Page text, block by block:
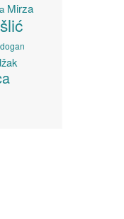
Mirza